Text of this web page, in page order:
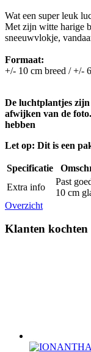
Wat een super leuk
Met zijn witte harige
sneeuwvlokje,
Formaat:
+/- 10 cm breed / +/-
De luchtplantjes
afwijken van de
hebben
Let op: Dit is een
Specificatie
Extra info
Past
10 cm
Overzicht
Klanten kochten